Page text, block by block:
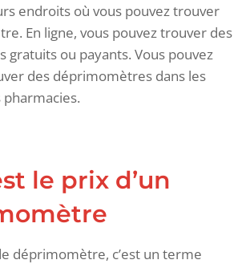
endroits où vous pouvez trouver
En ligne, vous pouvez trouver des
gratuits ou payants. Vous pouvez
des déprimomètres dans les
le prix d’un
déprimomètre, c’est un terme